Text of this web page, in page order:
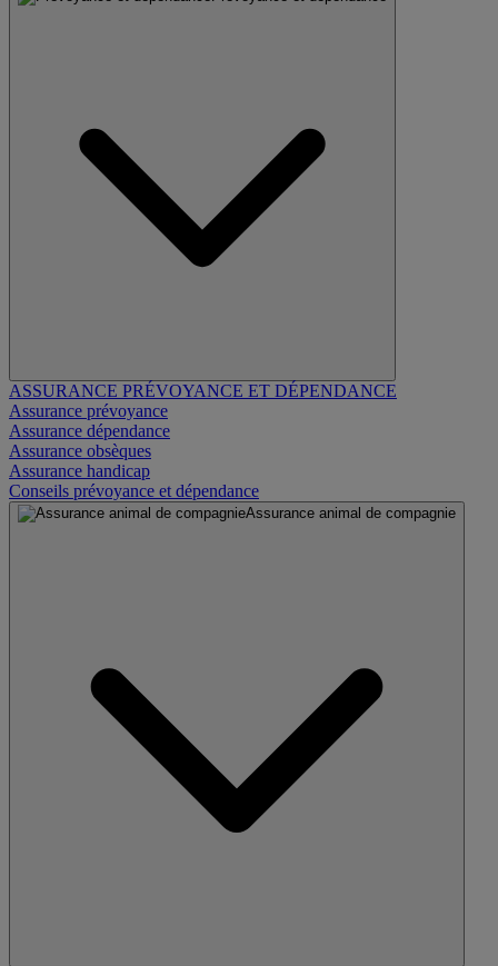
ASSURANCE PRÉVOYANCE ET DÉPENDANCE
Assurance prévoyance
Assurance dépendance
Assurance obsèques
Assurance handicap
Conseils prévoyance et dépendance
Assurance animal de compagnie